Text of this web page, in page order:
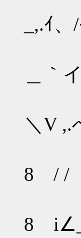
_,.ｲ
＿｀
＼V ,.
8 / /
8